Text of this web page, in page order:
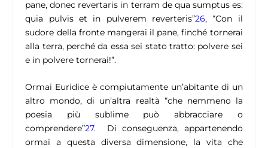
pane, donec revertaris in terram de qua sumptus es:
quia pulvis et in pulverem reverteris”26, “Con il
sudore della fronte mangerai il pane, finché tornerai
alla terra, perché da essa sei stato tratto: polvere sei
e in polvere tornerai!”.
Ormai Euridice è compiutamente un’abitante di un
altro mondo, di un’altra realtà “che nemmeno la
poesia più sublime può abbracciare o
comprendere”27. Di conseguenza, appartenendo
ormai a questa diversa dimensione, la vita che